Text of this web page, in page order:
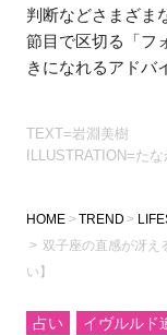
判断などさまざま
節目で区切る「フ
きになれるアドバ
TEXT=岩淵美樹
ILLUSTRATION=たな
HOME TREND
双子座の直感が冴え
い】
占い イヴルルド